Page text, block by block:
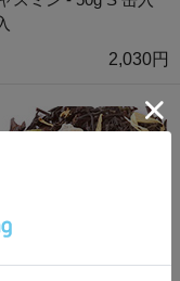
2,030円